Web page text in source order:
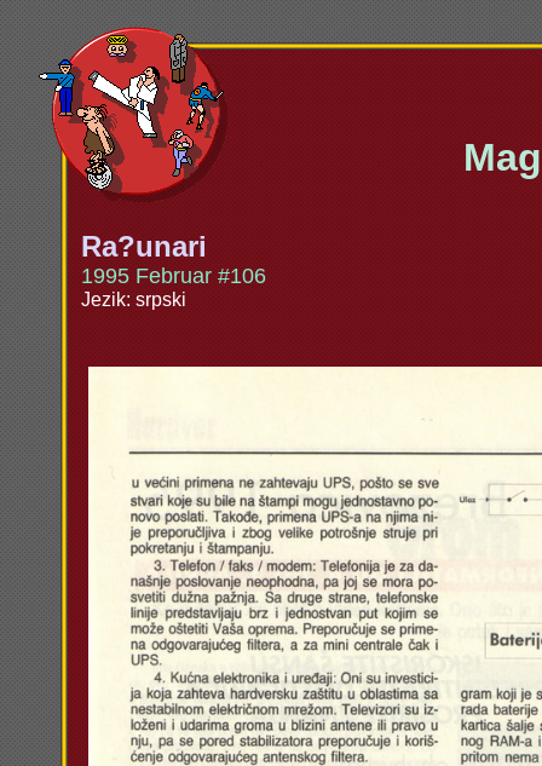
Ra?unari
1995 Februar #106
Jezik: srpski